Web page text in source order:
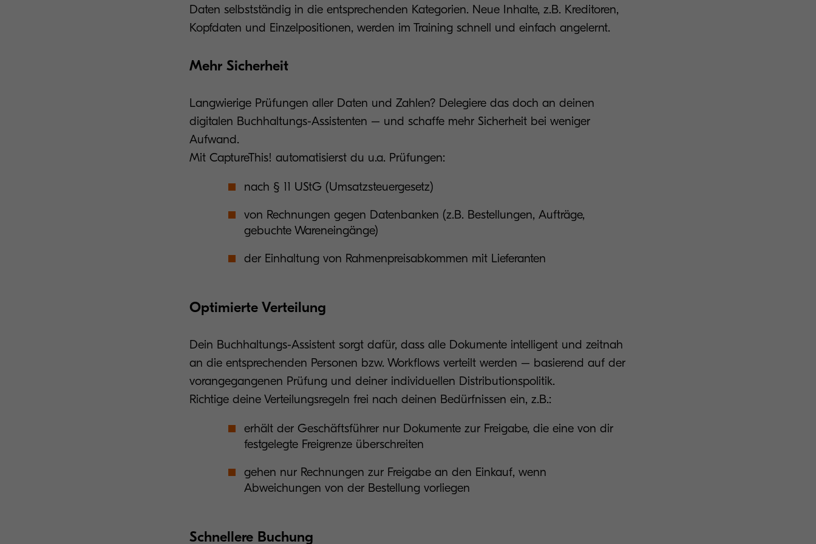
Daten selbstständig in die entsprechenden Kategorien. Neue Inhalte, z.B. Kreditoren,
Kopfdaten und Einzelpositionen, werden im Training schnell und einfach angelernt.
Mehr Sicherheit
Langwierige Prüfungen aller Daten und Zahlen? Delegiere das doch an deinen
digitalen Buchhaltungs-Assistenten – und schaffe mehr Sicherheit bei weniger
Aufwand.
Mit CaptureThis! automatisierst du u.a. Prüfungen:
nach § 11 UStG (Umsatzsteuergesetz)
von Rechnungen gegen Datenbanken (z.B. Bestellungen, Aufträge,
gebuchte Wareneingänge)
der Einhaltung von Rahmenpreisabkommen mit Lieferanten
Optimierte Verteilung
Dein Buchhaltungs-Assistent sorgt dafür, dass alle Dokumente intelligent und zeitnah
an die entsprechenden Personen bzw. Workflows verteilt werden – basierend auf der
vorangegangenen Prüfung und deiner individuellen Distributionspolitik.
Richtige deine Verteilungsregeln frei nach deinen Bedürfnissen ein, z.B.:
erhält der Geschäftsführer nur Dokumente zur Freigabe, die eine von dir
festgelegte Freigrenze überschreiten
gehen nur Rechnungen zur Freigabe an den Einkauf, wenn
Abweichungen von der Bestellung vorliegen
Schnellere Buchung